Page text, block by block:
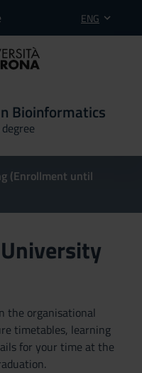
ENG
Bioinformatics
(Enrollment until
the organisational
timetables, learning
for your time at the